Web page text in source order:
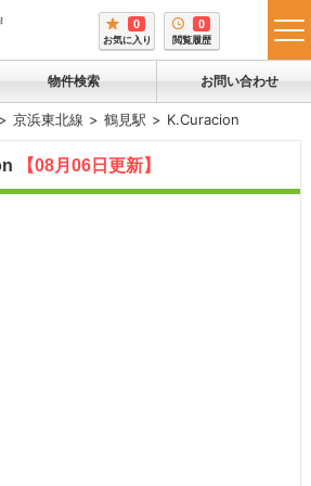
0
お気に入り
0
閲覧履歴
物件検索 お問い合わせ
京浜東北線 鶴見駅 K.Curacion
【08月06日更新】